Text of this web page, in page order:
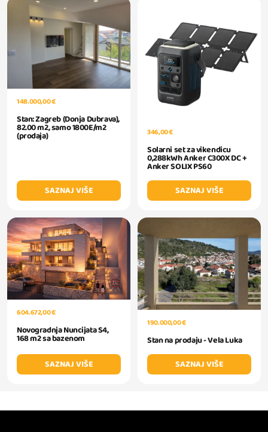
148.000,00 €
Stan: Zagreb (Donja Dubrava),
82.00 m2, samo 1800E/m2
(prodaja)
SAZNAJ VIŠE
346,00 €
Solarni set za vikendicu
0,288kWh Anker C300X DC +
Anker SOLIX PS60
SAZNAJ VIŠE
604.672,00 €
Novogradnja Nuncijata S4,
168 m2 sa bazenom
SAZNAJ VIŠE
190.000,00 €
Stan na prodaju - Vela Luka
SAZNAJ VIŠE